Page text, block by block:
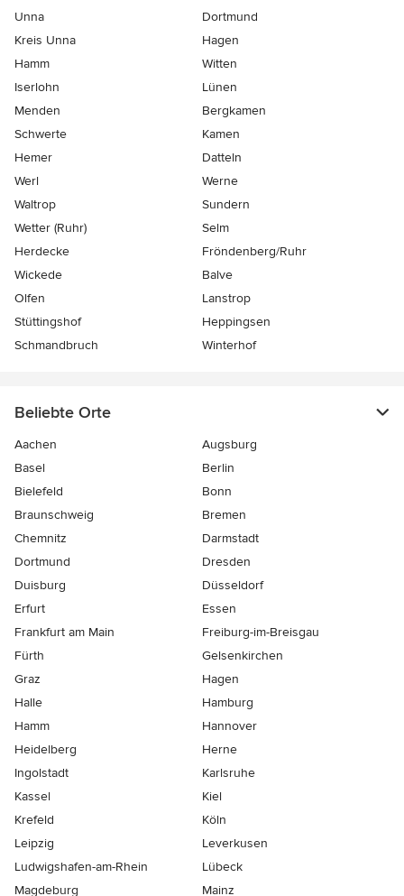
Unna
Dortmund
Kreis Unna
Hagen
Hamm
Witten
Iserlohn
Lünen
Menden
Bergkamen
Schwerte
Kamen
Hemer
Datteln
Werl
Werne
Waltrop
Sundern
Wetter (Ruhr)
Selm
Herdecke
Fröndenberg/Ruhr
Wickede
Balve
Olfen
Lanstrop
Stüttingshof
Heppingsen
Schmandbruch
Winterhof
Beliebte Orte
Aachen
Augsburg
Basel
Berlin
Bielefeld
Bonn
Braunschweig
Bremen
Chemnitz
Darmstadt
Dortmund
Dresden
Duisburg
Düsseldorf
Erfurt
Essen
Frankfurt am Main
Freiburg-im-Breisgau
Fürth
Gelsenkirchen
Graz
Hagen
Halle
Hamburg
Hamm
Hannover
Heidelberg
Herne
Ingolstadt
Karlsruhe
Kassel
Kiel
Krefeld
Köln
Leipzig
Leverkusen
Ludwigshafen-am-Rhein
Lübeck
Magdeburg
Mainz